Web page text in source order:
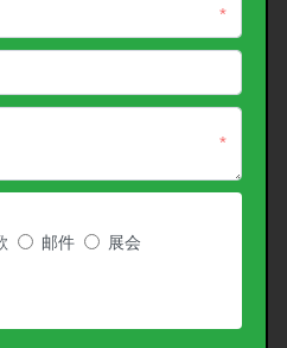
*
*
邮件
展会